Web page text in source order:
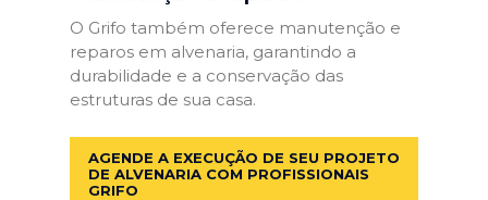
O Grifo também oferece manutenção e
reparos em alvenaria, garantindo a
durabilidade e a conservação das
estruturas de sua casa.
AGENDE A EXECUÇÃO DE SEU PROJETO
DE ALVENARIA COM PROFISSIONAIS
GRIFO